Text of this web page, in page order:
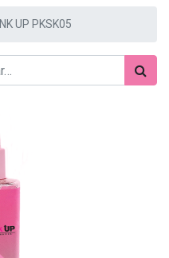
UP PKSK05